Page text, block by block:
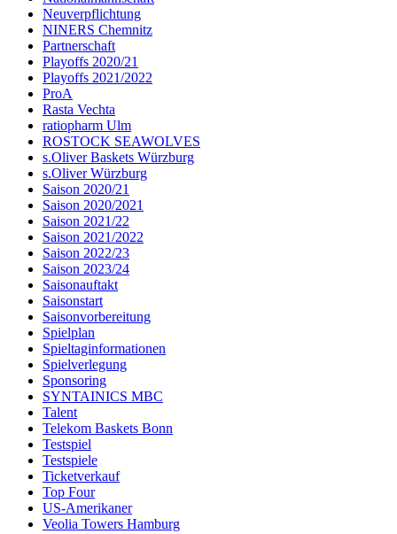
Neuverpflichtung
NINERS Chemnitz
Partnerschaft
Playoffs 2020/21
Playoffs 2021/2022
ProA
Rasta Vechta
ratiopharm Ulm
ROSTOCK SEAWOLVES
s.Oliver Baskets Würzburg
s.Oliver Würzburg
Saison 2020/21
Saison 2020/2021
Saison 2021/22
Saison 2021/2022
Saison 2022/23
Saison 2023/24
Saisonauftakt
Saisonstart
Saisonvorbereitung
Spielplan
Spieltaginformationen
Spielverlegung
Sponsoring
SYNTAINICS MBC
Talent
Telekom Baskets Bonn
Testspiel
Testspiele
Ticketverkauf
Top Four
US-Amerikaner
Veolia Towers Hamburg